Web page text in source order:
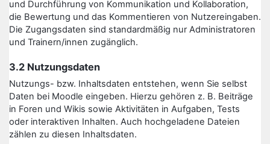
und Durchführung von Kommunikation und Kollaboration,
die Bewertung und das Kommentieren von Nutzereingaben.
Die Zugangsdaten sind standardmäßig nur Administratoren
und Trainern/innen zugänglich.
3.2 Nutzungsdaten
Nutzungs- bzw. Inhaltsdaten entstehen, wenn Sie selbst
Daten bei Moodle eingeben. Hierzu gehören z. B. Beiträge
in Foren und Wikis sowie Aktivitäten in Aufgaben, Tests
oder interaktiven Inhalten. Auch hochgeladene Dateien
zählen zu diesen Inhaltsdaten.